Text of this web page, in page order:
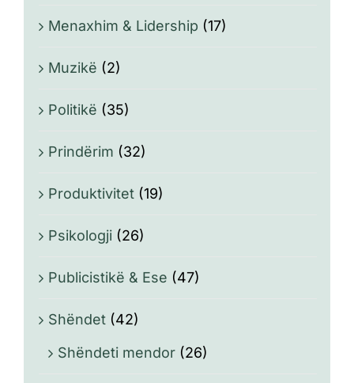
Menaxhim & Lidership (17)
Muzikë (2)
Politikë (35)
Prindërim (32)
Produktivitet (19)
Psikologji (26)
Publicistikë & Ese (47)
Shëndet (42)
Shëndeti mendor (26)